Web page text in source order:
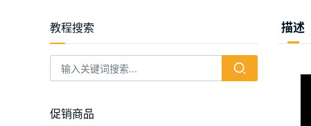
描述
教程搜索
促销商品